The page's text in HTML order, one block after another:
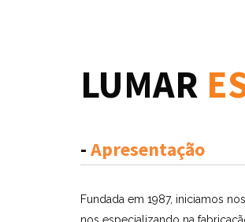
LUMAR
-Apresentação
Fundada em 1987, iniciamos